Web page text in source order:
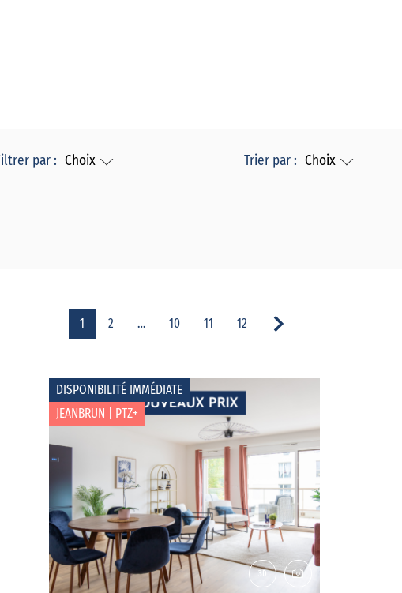
par : Choix Trier par : Choix
1 2 … 10 11 12
DISPONIBILITÉ IMMÉDIATE
JEANBRUN | PTZ+